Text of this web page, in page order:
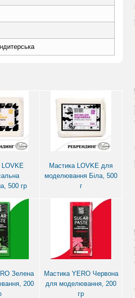
LOVKE
500 гр
Мастика LOVKE для
моделювання Біла, 500
г
Зелена
200
Мастика YERO Червона
для моделювання, 200
гр